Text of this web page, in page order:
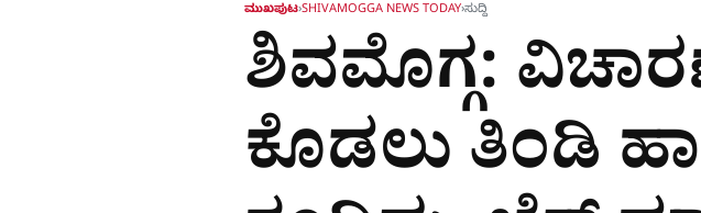
ಮುಖಪುಟ›SHIVAMOGGA NEWS TODAY›ಸುದ್ದಿ
ಶಿವಮೊಗ್ಗ:
ಕೊಡಲು ತಿಂಡಿ